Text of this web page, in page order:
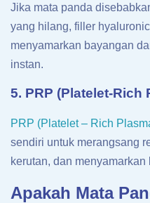
Jika mata panda
yang hilang, filler
menyamarkan bayangan
instan.
5. PRP (Platelet-Rich
PRP (Platelet – Rich
sendiri untuk merangsang
kerutan, dan menyamarkan
Apakah Mata